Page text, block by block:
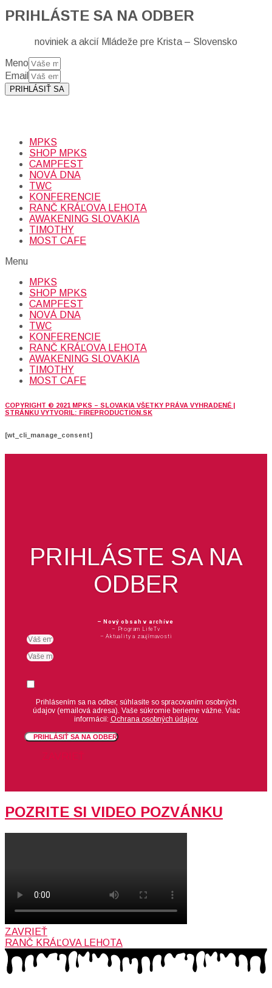
PRIHLÁSTE SA NA ODBER
noviniek a akcií Mládeže pre Krista – Slovensko
Meno
Email
PRIHLÁSIŤ SA
MPKS
SHOP MPKS
CAMPFEST
NOVÁ DNA
TWC
KONFERENCIE
RANČ KRÁĽOVA LEHOTA
AWAKENING SLOVAKIA
TIMOTHY
MOST CAFE
Menu
MPKS
SHOP MPKS
CAMPFEST
NOVÁ DNA
TWC
KONFERENCIE
RANČ KRÁĽOVA LEHOTA
AWAKENING SLOVAKIA
TIMOTHY
MOST CAFE
COPYRIGHT © 2021 MPKS – SLOVAKIA VŠETKY PRÁVA VYHRADENÉ |
STRÁNKU VYTVORIL: FIREPRODUCTION.SK
[wt_cli_manage_consent]
PRIHLÁSTE SA NA
ODBER
– Nový obsah v archíve
– Program LifeTv
– Aktuality a zaujímavosti
Prihlásením sa na odber, súhlasíte so spracovaním osobných
údajov (emailová adresa). Vaše súkromie berieme vážne. Viac
informácií: Ochrana osobných údajov.
PRIHLÁSIŤ SA NA ODBER
POZRITE SI VIDEO POZVÁNKU
ZAVRIEŤ
RANČ KRÁĽOVA LEHOTA